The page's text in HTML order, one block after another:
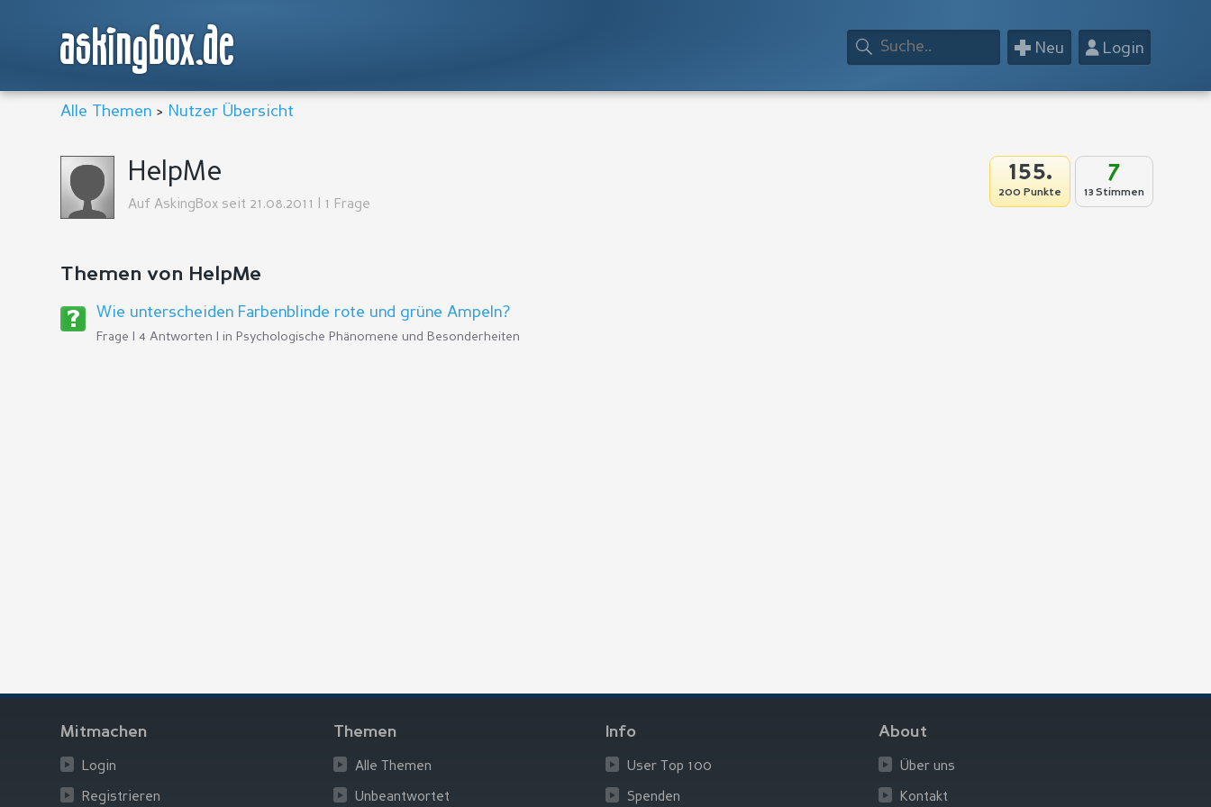
askingbox.de 👤Login
+ Neu
Alle Themen > Nutzer Übersicht
7
13 Stimmen
155.
200 Punkte
HelpMe
Auf AskingBox seit 21.08.2011 | 1 Frage
Themen von HelpMe
Wie unterscheiden Farbenblinde rote und grüne Ampeln?
Frage | 4 Antworten | in Psychologische Phänomene und Besonderheiten
Mitmachen
Login
Registrieren
Themen
Alle Themen
Unbeantwortet
Info
User Top 100
Spenden
About
Über uns
Kontakt